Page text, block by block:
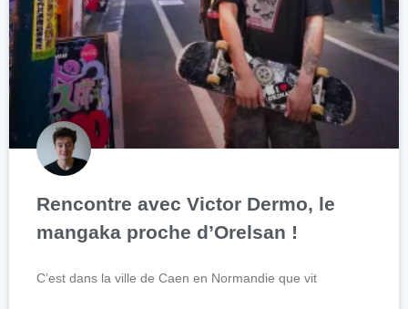
Rencontre avec Victor Dermo, le
mangaka proche d’Orelsan !
C’est dans la ville de Caen en Normandie que vit